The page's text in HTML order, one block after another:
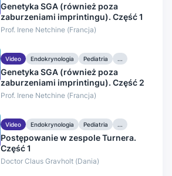
Genetyka SGA (również poza
zaburzeniami imprintingu). Część 1
Prof. Irene Netchine (Francja)
Video Endokrynologia Pediatria ...
Genetyka SGA (również poza
zaburzeniami imprintingu). Część 2
Prof. Irene Netchine (Francja)
Video Endokrynologia Pediatria ...
Postępowanie w zespole Turnera.
Część 1
Doctor Claus Gravholt (Dania)